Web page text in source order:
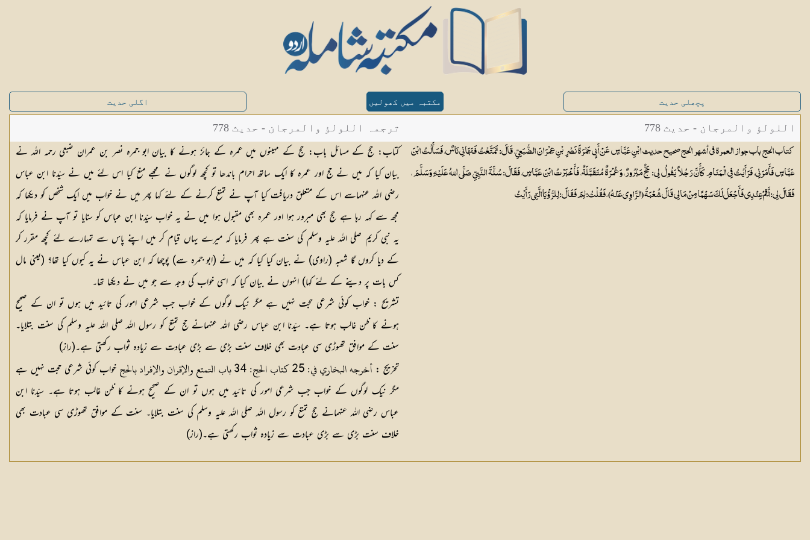
پچھلی حدیث مکتبہ میں کھولیں اگلی حدیث
اللولؤ والمرجان - حدیث 778
كتاب الحج باب جواز العمرة في أشهر الحج صحيح حديث ابْنِ عَبَّاسٍ عَنْ أَبِي جَمْرَةَ نَصْرِ بْنِ عِمْرَانَ الضُّبَعِيِّ، قَالَ: تَمَتَّعْتُ فَنَهَانِي نَاسٌ، فَسَأَلْتُ ابْنَ
عَبَّاسٍ فَأَمَرَنِي، فَرَأَيْتُ فِي الْمَنَامِ كَأَنَّ رَجُلاً يَقُولُ لِي: حَجٌّ مَبْرُورٌ، وَعُمْرَةٌ مُتَقَبَّلَةٌ، فَأَخْبَرْتُ ابْنَ عَبَّاسٍ، فَقَالَ: سُنَّةَ النَّبِيِّ صَلَّى اللهُ عَلَيْهِ وَسَلَّمَ ،
فَقَالَ لِي: أَقِمْ عِنْدِي فَأَجْعَلَ لَكَ سَهْمًا مِنْ مَالِي قَالَ شُعْبَةُ (الرَّاوِي عَنْهُ) ، فَقُلْتُ: لِمَ فَقَالَ: لِلرُّؤْيَا الَّتِي رَأَيْتُ
ترجمہ اللولؤ والمرجان - حدیث 778
کتاب: حج کے مسائل باب: حج کے مہینوں میں عمرہ کے جائز ہونے کا بیان ابو جمرہ نصر بن عمران ضبعی رحمہ اللہ نے
بیان کیا کہ میں نے حج اور عمرہ کا ایک ساتھ احرام باندھا تو کچھ لوگوں نے مجھے منع کیا اس لئے میں نے سیّدنا ابن عباس
رضی اللہ عنہماسے اس کے متعلق دریافت کیا آپ نے تمتع کرنے کے لئے کہا پھر میں نے خواب میں ایک شخص کو دیکھا کہ
مجھ سے کہہ رہا ہے حج بھی مبرور ہوا اور عمرہ بھی مقبول ہوا میں نے یہ خواب سیّدنا ابن عباس کو سنایا تو آپ نے فرمایا کہ
یہ نبی کریم صلی اللہ علیہ وسلم کی سنت ہے پھر فرمایا کہ میرے یہاں قیام کر میں اپنے پاس سے تمہارے لئے کچھ مقرر کر
کے دیا کروں گا شعبہ (راوی) نے بیان کیا کیا کہ میں نے (ابو جمرہ سے) پوچھا کہ ابن عباس نے یہ کیوں کیا تھا؟ (یعنی مال
کس بات پر دینے کے لئے کہا) انہوں نے بیان کیا کہ اسی خواب کی وجہ سے جو میں نے دیکھا تھا۔
تشریح : خواب کوئی شرعی حجت نہیں ہے مگر نیک لوگوں کے خواب جب شرعی امور کی تائید میں ہوں تو ان کے صحیح
ہونے کا ظن غالب ہوتا ہے۔ سیّدنا ابن عباس رضی اللہ عنہمانے حج تمتع کو رسول اللہ صلی اللہ علیہ وسلم کی سنت بتلایا۔
سنت کے موافق تھوڑی سی عبادت بھی خلاف سنت بڑی سے بڑی عبادت سے زیادہ ثواب رکھتی ہے۔(راز)
تخریج : أخرجه البخاري في: 25 كتاب الحج: 34 باب التمتع والإقران والإفراد بالحج
خواب کوئی شرعی حجت نہیں ہے
مگر نیک لوگوں کے خواب جب شرعی امور کی تائید میں ہوں تو ان کے صحیح ہونے کا ظن غالب ہوتا ہے۔ سیّدنا ابن
عباس رضی اللہ عنہمانے حج تمتع کو رسول اللہ صلی اللہ علیہ وسلم کی سنت بتلایا۔ سنت کے موافق تھوڑی سی عبادت بھی
خلاف سنت بڑی سے بڑی عبادت سے زیادہ ثواب رکھتی ہے۔(راز)